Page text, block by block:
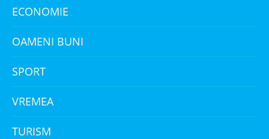
ECONOMIE
OAMENI BUNI
SPORT
VREMEA
TURISM